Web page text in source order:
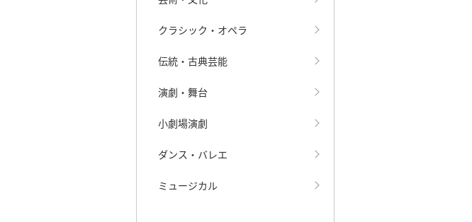
クラシック・オペラ
伝統・古典芸能
演劇・舞台
小劇場演劇
ダンス・バレエ
ミュージカル